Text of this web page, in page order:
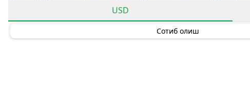
USD
Сотиб олиш